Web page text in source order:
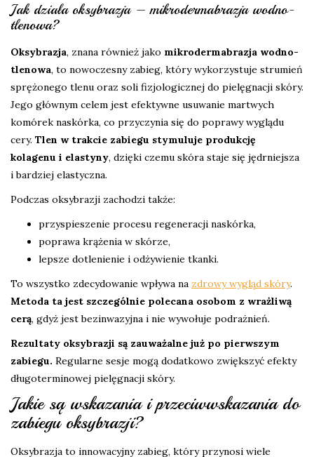
Jak działa oksybrazja – mikrodermabrazja wodno-
tlenowa?
Oksybrazja, znana również jako mikrodermabrazja wodno-
tlenowa, to nowoczesny zabieg, który wykorzystuje strumień
sprężonego tlenu oraz soli fizjologicznej do pielęgnacji skóry.
Jego głównym celem jest efektywne usuwanie martwych
komórek naskórka, co przyczynia się do poprawy wyglądu
cery. Tlen w trakcie zabiegu stymuluje produkcję
kolagenu i elastyny, dzięki czemu skóra staje się jędrniejsza
i bardziej elastyczna.
Podczas oksybrazji zachodzi także:
przyspieszenie procesu regeneracji naskórka,
poprawa krążenia w skórze,
lepsze dotlenienie i odżywienie tkanki.
To wszystko zdecydowanie wpływa na zdrowy wygląd skóry.
Metoda ta jest szczególnie polecana osobom z wrażliwą
cerą, gdyż jest bezinwazyjna i nie wywołuje podrażnień.
Rezultaty oksybrazji są zauważalne już po pierwszym
zabiegu. Regularne sesje mogą dodatkowo zwiększyć efekty
długoterminowej pielęgnacji skóry.
Jakie są wskazania i przeciwwskazania do
zabiegu oksybrazji?
Oksybrazja to innowacyjny zabieg, który przynosi wiele